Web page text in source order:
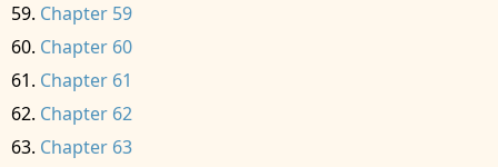
Chapter 59
Chapter 60
Chapter 61
Chapter 62
Chapter 63